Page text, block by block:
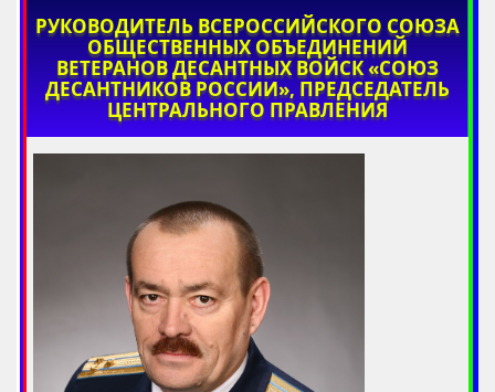
РУКОВОДИТЕЛЬ ВСЕРОССИЙСКОГО СОЮЗА
ОБЩЕСТВЕННЫХ ОБЪЕДИНЕНИЙ
ВЕТЕРАНОВ ДЕСАНТНЫХ ВОЙСК «СОЮЗ
ДЕСАНТНИКОВ РОССИИ», ПРЕДСЕДАТЕЛЬ
ЦЕНТРАЛЬНОГО ПРАВЛЕНИЯ